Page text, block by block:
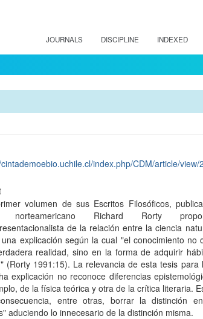
JOURNALS DISCIPLINE INDEXED
index.php/CDM/article/view/
volumen de sus Escritos Filosóficos,
norteamericano Richard Rorty
de la relación entre la ciencia
explicación según la cual "el conocimiento no
realidad, sino en la forma de adquirir
(Rorty 1991:15). La relevancia de esta tesis
explicación no reconoce diferencias
de la física teórica y otra de la crítica literaria.
entre otras, borrar la distinción
aduciendo lo innecesario de la distinción misma.